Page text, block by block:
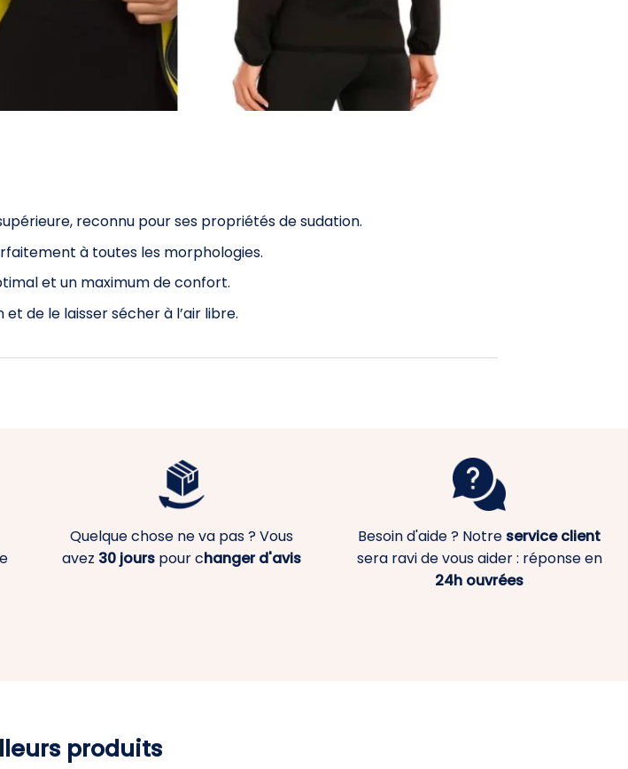
reconnu pour ses propriétés de sudation.
à toutes les morphologies.
et un maximum de confort.
de le laisser sécher à l’air libre.
Quelque chose ne va pas ? Vous
avez 30 jours pour changer d'avis
Besoin d'aide ? Notre service client
sera ravi de vous aider : réponse en
24h ouvrées
produits